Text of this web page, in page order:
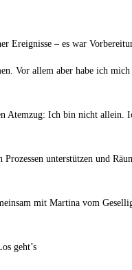
– es war
Vor allem aber habe ich
Ich bin nicht allein.
unterstützen und
mit Martina vom
geht’s